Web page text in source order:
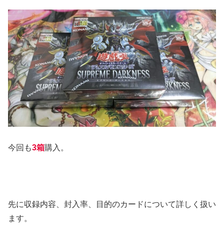
今回も3箱購入。
先に収録内容、封入率、目的のカードについて詳しく扱い
ます。